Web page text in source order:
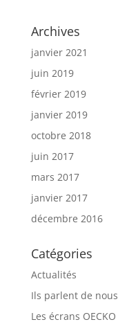
Archives
janvier 2021
juin 2019
février 2019
janvier 2019
octobre 2018
juin 2017
mars 2017
janvier 2017
décembre 2016
Catégories
Actualités
Ils parlent de nous
Les écrans OECKO